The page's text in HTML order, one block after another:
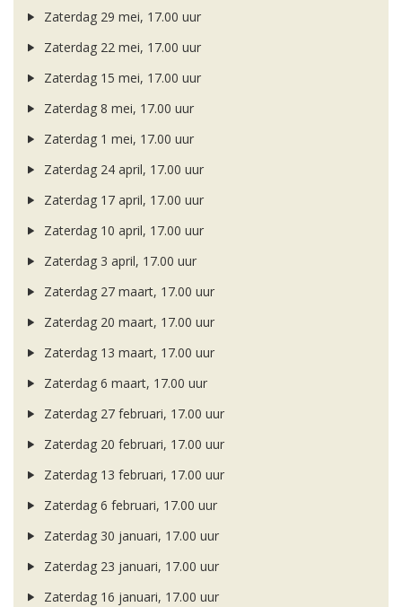
Zaterdag 29 mei, 17.00 uur
Zaterdag 22 mei, 17.00 uur
Zaterdag 15 mei, 17.00 uur
Zaterdag 8 mei, 17.00 uur
Zaterdag 1 mei, 17.00 uur
Zaterdag 24 april, 17.00 uur
Zaterdag 17 april, 17.00 uur
Zaterdag 10 april, 17.00 uur
Zaterdag 3 april, 17.00 uur
Zaterdag 27 maart, 17.00 uur
Zaterdag 20 maart, 17.00 uur
Zaterdag 13 maart, 17.00 uur
Zaterdag 6 maart, 17.00 uur
Zaterdag 27 februari, 17.00 uur
Zaterdag 20 februari, 17.00 uur
Zaterdag 13 februari, 17.00 uur
Zaterdag 6 februari, 17.00 uur
Zaterdag 30 januari, 17.00 uur
Zaterdag 23 januari, 17.00 uur
Zaterdag 16 januari, 17.00 uur